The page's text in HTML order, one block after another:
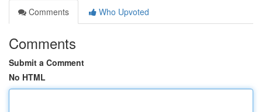
Comments
Who Upvoted
Comments
Submit a Comment
No HTML